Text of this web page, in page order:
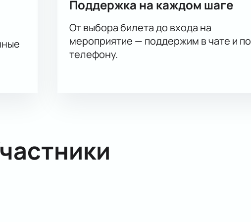
Поддержка на каждом шаге
От выбора билета до входа на
мероприятие — поддержим в чате и по
телефону.